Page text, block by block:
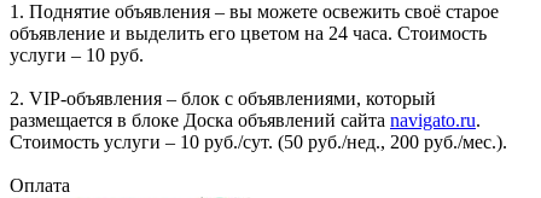
1. Поднятие объявления – вы можете освежить своё старое
объявление и выделить его цветом на 24 часа. Стоимость
услуги – 10 руб.
2. VIP-объявления – блок с объявлениями, который
размещается в блоке Доска объявлений сайта navigato.ru.
Стоимость услуги – 10 руб./сут. (50 руб./нед., 200 руб./мес.).
Оплата